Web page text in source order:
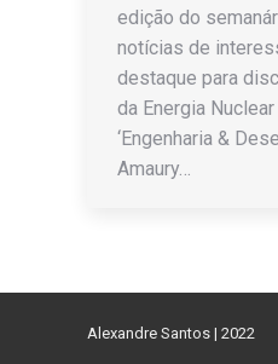
edição do
notícias de
destaque para
da Energia
‘Engenharia &
Amaury…
Alexandre Santos | 2022